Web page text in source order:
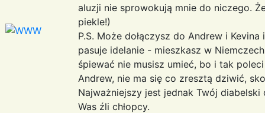
aluzji nie sprowokują mnie do niczego.
piekle!)
P.S. Może dołączysz do Andrew i
pasuje idelanie - mieszkasz w
śpiewać nie musisz umieć, bo i tak
Andrew, nie ma się co zresztą dziwić,
Najważniejszy jest jednak Twój
Was źli chłopcy.